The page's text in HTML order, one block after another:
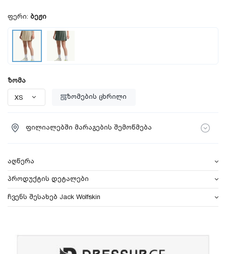
ფერი: ბეჟი
ზომა
ზომების ცხრილი
ფილიალებში მარაგების შემოწმება
აღწერა
პროდუქტის დეტალები
ჩვენს შესახებ Jack Wolfskin